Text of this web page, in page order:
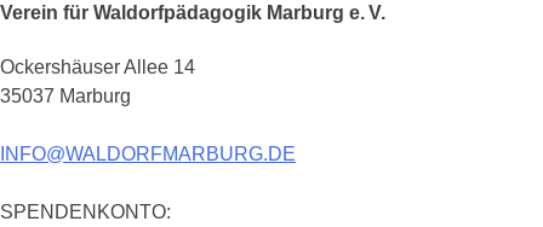
Verein für Waldorfpädagogik Marburg e. V.
Ockershäuser Allee 14
35037 Marburg
INFO@WALDORFMARBURG.DE
SPENDENKONTO: